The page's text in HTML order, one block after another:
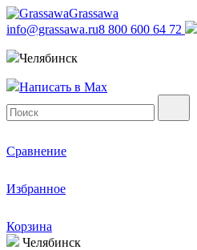
Grassawa
info@grassawa.ru8 800 600 64 72
Челябинск
Написать в Max
Сравнение
Избранное
Корзина
Челябинск